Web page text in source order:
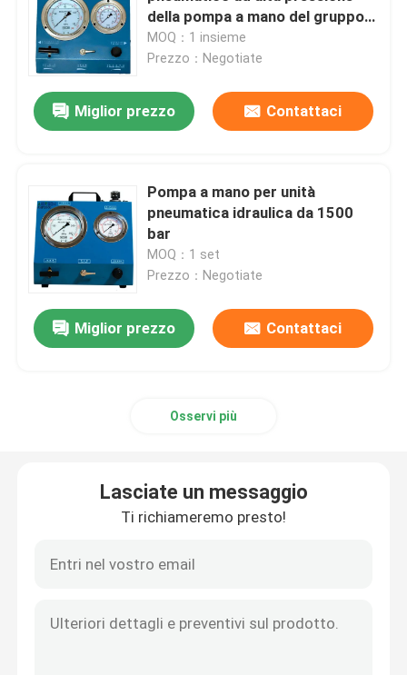
Casa.
della pompa a mano del gruppo
idraulico di Antivari 3.5Ltr
MOQ：1 insieme
Prezzo：Negotiate
Miglior prezzo Contattaci
Pompa a mano per unità
pneumatica idraulica da 1500
bar
MOQ：1 set
Prezzo：Negotiate
Miglior prezzo Contattaci
Osservi più
Lasciate un messaggio
Ti richiameremo presto!